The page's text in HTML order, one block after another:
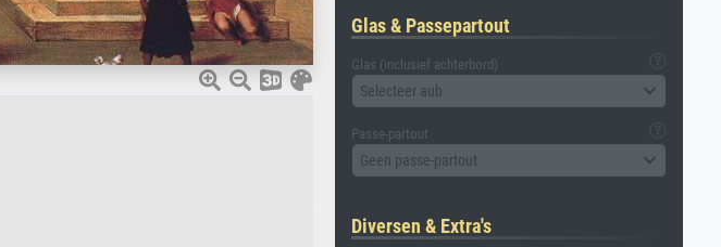
Glas & Passepartout
Glas (inclusief achterbord)
Selecteer aub
Passe-partout
Geen passe-partout
Diversen & Extra's